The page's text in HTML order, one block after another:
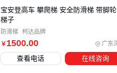
态和长期电费支出。
三、甜品柜选型关
甜品柜的选型核心在
制、展示效果和空间
￥ 1500.00 广东
宝安登高车 攀爬梯 安全防滑梯 带脚
梯子
防滑梯 柯达品牌
查看电话 在线咨询